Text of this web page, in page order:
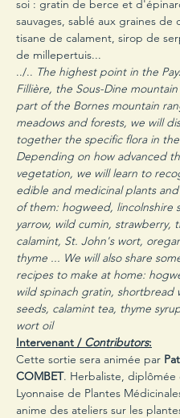
soi : gratin de berce et
sauvages, sablé aux graines de
tisane de calament, sirop de
de millepertuis...
../.. The highest point in the
Fillière, the Sous-Dine mountain
part of the Bornes mountain
meadows and forests, we will
together the specific flora in the
Depending on how advanced
vegetation, we will learn to
edible and medicinal plants
of them: hogweed, lincolnshire
yarrow, wild cumin, strawberry,
calamint, St. John's wort,
thyme ... We will also share
recipes to make at home:
wild spinach gratin, shortbread
seeds, calamint tea, thyme
wort oil
Intervenant / Contributors:
Cette sortie sera animée par
COMBET. Herbaliste, diplômée
Lyonnaise de Plantes
anime des ateliers sur les